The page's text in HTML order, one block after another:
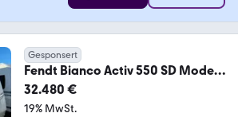
Gesponsert
Fendt Bianco Activ 550 SD Modell
2026
32.480 €
19% MwSt.